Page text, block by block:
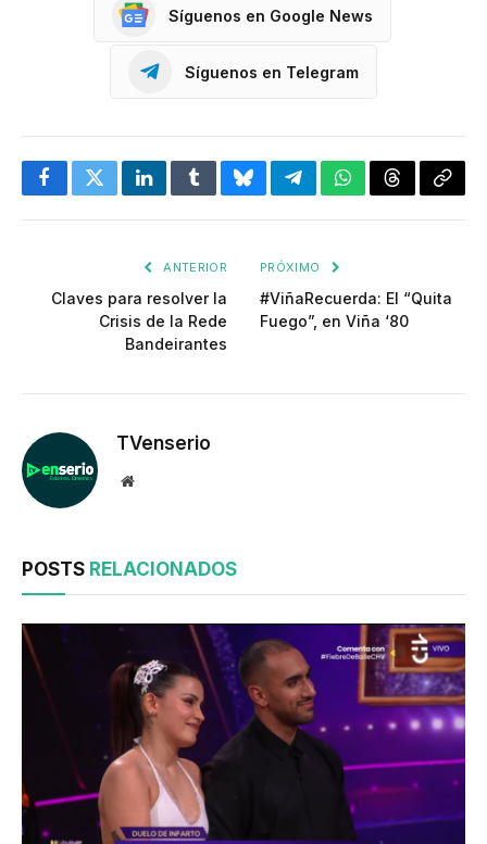
Síguenos en Google News
Síguenos en Telegram
FacebookTwitterLinkedInTumblrBlueskyTelegramWhatsApp
Threads
ANTERIOR
Claves para resolver la
Crisis de la Rede
Bandeirantes
PRÓXIMO
#ViñaRecuerda: El “Quita
Fuego”, en Viña ‘80
TVenserio
Website
POSTS RELACIONADOS